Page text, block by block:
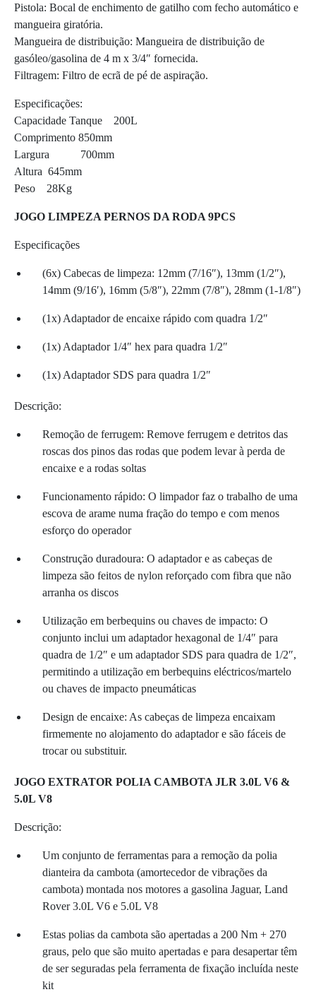
Pistola: Bocal de enchimento de gatilho com fecho automático e
mangueira giratória.
Mangueira de distribuição: Mangueira de distribuição de
gasóleo/gasolina de 4 m x 3/4″ fornecida.
Filtragem: Filtro de ecrã de pé de aspiração.
Especificações:
Capacidade Tanque 200L
Comprimento 850mm
Largura 700mm
Altura 645mm
Peso 28Kg
JOGO LIMPEZA PERNOS DA RODA 9PCS
Especificações
(6x) Cabecas de limpeza: 12mm (7/16″), 13mm (1/2″),
14mm (9/16′), 16mm (5/8″), 22mm (7/8″), 28mm (1-1/8″)
(1x) Adaptador de encaixe rápido com quadra 1/2″
(1x) Adaptador 1/4″ hex para quadra 1/2″
(1x) Adaptador SDS para quadra 1/2″
Descrição:
Remoção de ferrugem: Remove ferrugem e detritos das
roscas dos pinos das rodas que podem levar à perda de
encaixe e a rodas soltas
Funcionamento rápido: O limpador faz o trabalho de uma
escova de arame numa fração do tempo e com menos
esforço do operador
Construção duradoura: O adaptador e as cabeças de
limpeza são feitos de nylon reforçado com fibra que não
arranha os discos
Utilização em berbequins ou chaves de impacto: O
conjunto inclui um adaptador hexagonal de 1/4″ para
quadra de 1/2″ e um adaptador SDS para quadra de 1/2″,
permitindo a utilização em berbequins eléctricos/martelo
ou chaves de impacto pneumáticas
Design de encaixe: As cabeças de limpeza encaixam
firmemente no alojamento do adaptador e são fáceis de
trocar ou substituir.
JOGO EXTRATOR POLIA CAMBOTA JLR 3.0L V6 &
5.0L V8
Descrição:
Um conjunto de ferramentas para a remoção da polia
dianteira da cambota (amortecedor de vibrações da
cambota) montada nos motores a gasolina Jaguar, Land
Rover 3.0L V6 e 5.0L V8
Estas polias da cambota são apertadas a 200 Nm + 270
graus, pelo que são muito apertadas e para desapertar têm
de ser seguradas pela ferramenta de fixação incluída neste
kit